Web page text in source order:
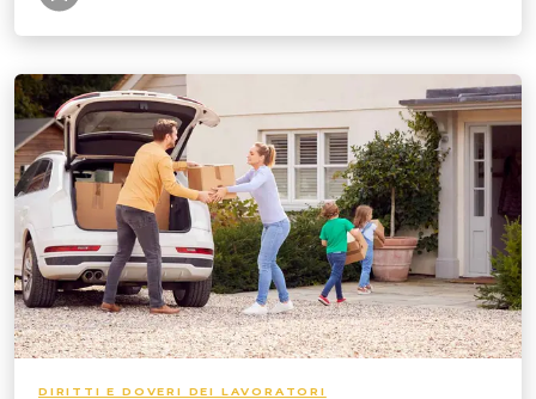
DIRITTI E DOVERI DEI LAVORATORI